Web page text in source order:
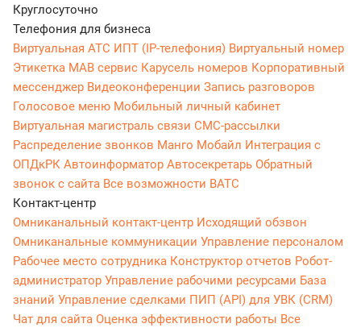
Круглосуточно
Телефония для бизнеса
Виртуальная АТС ИПТ (IP-телефония) Виртуальный номер
Этикетка МАВ сервис Карусель номеров Корпоративный
мессенджер Видеоконференции Запись разговоров
Голосовое меню Мобильный личный кабинет
Виртуальная магистраль связи СМС-рассылки
Распределение звонков Манго Мобайл Интеграция с
ОПДкРК Автоинформатор Автосекретарь Обратный
звонок с сайта Все возможности ВАТС
Контакт-центр
Омниканальный контакт-центр Исходящий обзвон
Омниканальные коммуникации Управление персоналом
Рабочее место сотрудника Конструктор отчетов Робот-
администратор Управление рабочими ресурсами База
знаний Управление сделками ПИП (API) для УВК (CRM)
Чат для сайта Оценка эффективности работы Все